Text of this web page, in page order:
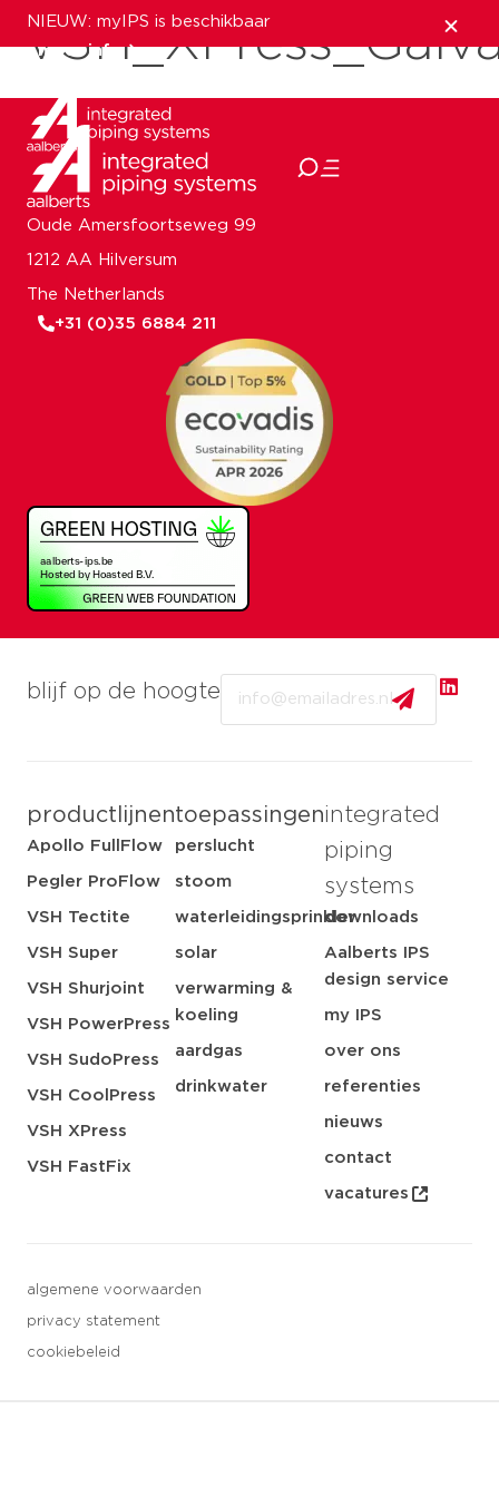
NIEUW: myIPS is beschikbaar
meer info
sluiten
blijf op de hoogte
productlijnen
Apollo FullFlow
Pegler ProFlow
VSH Tectite
VSH Super
VSH Shurjoint
VSH PowerPress
VSH SudoPress
VSH CoolPress
VSH XPress
VSH FastFix
toepassingen
perslucht
stoom
waterleidingsprinkler
solar
verwarming &
koeling
aardgas
drinkwater
integrated
piping
systems
downloads
Aalberts IPS
design service
my IPS
over ons
referenties
nieuws
contact
vacatures
algemene voorwaarden
privacy statement
cookiebeleid
Oude Amersfoortseweg 99
1212 AA Hilversum
The Netherlands
+31 (0)35 6884 211